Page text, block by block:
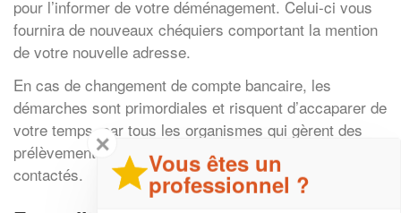
pour l’informer de votre déménagement. Celui-ci vous
fournira de nouveaux chéquiers comportant la mention
de votre nouvelle adresse.
En cas de changement de compte bancaire, les
démarches sont primordiales et risquent d’accaparer de
votre temps, car tous les organismes qui gèrent des
prélèvements ou virements automatiques doivent être
contactés.
✕
Vous êtes un
professionnel ?